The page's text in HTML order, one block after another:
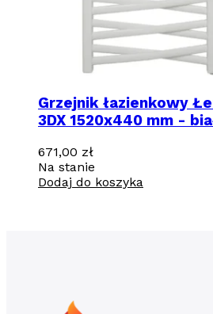
Grzejnik łazienkowy
3DX 1520x440 mm -
671,00 zł
Na stanie
Dodaj do koszyka